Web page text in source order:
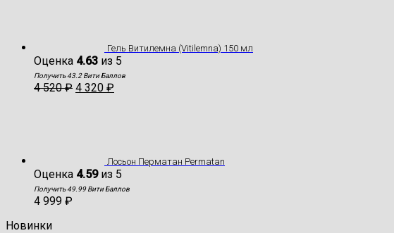
Гель Витилемна (Vitilemna) 150 мл
Оценка 4.63 из 5
Получить 43.2 Вити Баллов
4 520₽ 4 320 ₽
Лосьон Перматан Permatan
Оценка 4.59из 5
Получить 49.99 Вити Баллов
4 999 ₽
Новинки